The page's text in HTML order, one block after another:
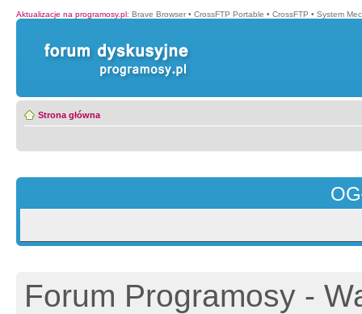
Aktualizacje na programosy.pl: Brave Browser • CrossFTP Portable • CrossFTP • System
Strona główna
Forum Programosy -